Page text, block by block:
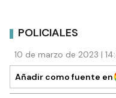
POLICIALES
10 de marzo de 2023 |
Añadir como fuente en